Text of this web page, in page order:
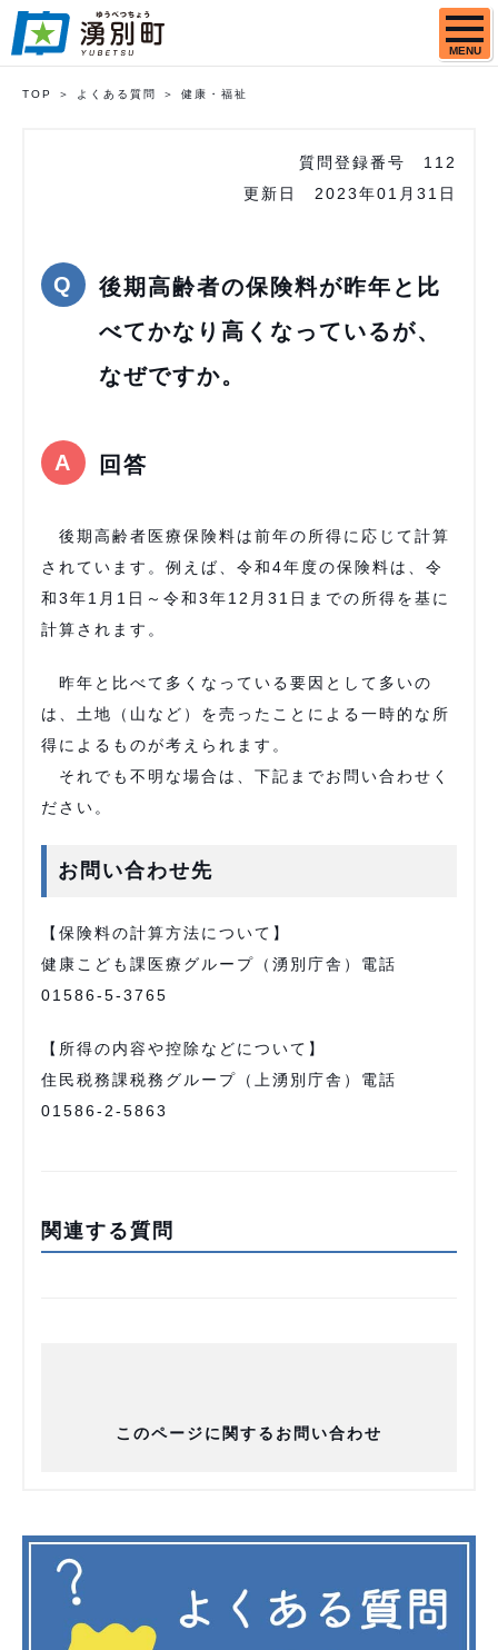
MENU
TOP よくある質問 健康・福祉
質問登録番号
112
更新日
2023年01月31日
後期高齢者の保険料が昨年と比
べてかなり高くなっているが、
なぜですか。
回答
後期高齢者医療保険料は前年の所得に応じて計算
されています。例えば、令和4年度の保険料は、令
和3年1月1日～令和3年12月31日までの所得を基に
計算されます。
昨年と比べて多くなっている要因として多いの
は、土地（山など）を売ったことによる一時的な所
得によるものが考えられます。
それでも不明な場合は、下記までお問い合わせく
ださい。
お問い合わせ先
【保険料の計算方法について】
健康こども課医療グループ（湧別庁舎）電話
01586-5-3765
【所得の内容や控除などについて】
住民税務課税務グループ（上湧別庁舎）電話
01586-2-5863
関連する質問
このページに関するお問い合わせ